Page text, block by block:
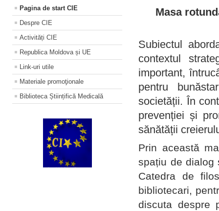
Pagina de start CIE
Despre CIE
Activități CIE
Republica Moldova și UE
Link-uri utile
Materiale promoţionale
Biblioteca Științifică Medicală
Masa
Subiectul
contextul
important,
pentru
societății. În
prevenției și
sănătății
Prin această
spațiu de dialog
Catedra de
bibliotecari,
discuta despre